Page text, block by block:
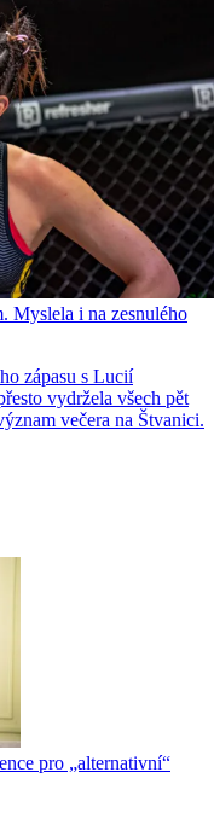
Myslela i na zesnulého
zápasu s Lucií
vydržela všech pět
večera na Štvanici.
pro „alternativní“